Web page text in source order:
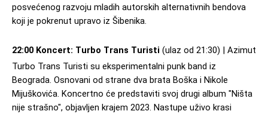
posvećenog razvoju mladih autorskih alternativnih bendova
koji je pokrenut upravo iz Šibenika.
22:00 Koncert: Turbo Trans Turisti (ulaz od 21:30) | Azimut
Turbo Trans Turisti su eksperimentalni punk band iz
Beograda. Osnovani od strane dva brata Boška i Nikole
Mijuškovića. Koncertno će predstaviti svoj drugi album "Ništa
nije strašno", objavljen krajem 2023. Nastupe uživo krasi